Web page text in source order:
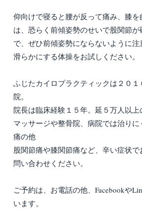
仰向けで寝ると腰が反って痛み、膝
は、恐らく前傾姿勢のせいで股関節
で、ぜひ前傾姿勢にならないように
滑らかにする体操をお試しください。
ふじたカイロプラクティックは２０
院。
院長は臨床経験１５年。延５万人以上
マッサージや整骨院、病院では治り
痛の他
股関節痛や膝関節痛など、辛い症状
問い合わせください。
ご予約は、お電話の他、Facebookや
います。